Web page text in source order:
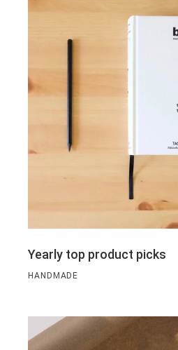
Yearly top product picks
HANDMADE